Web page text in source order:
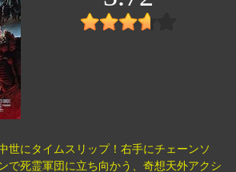
世にタイムスリップ！右手にチェーンソ
で死霊軍団に立ち向かう、奇想天外アクシ